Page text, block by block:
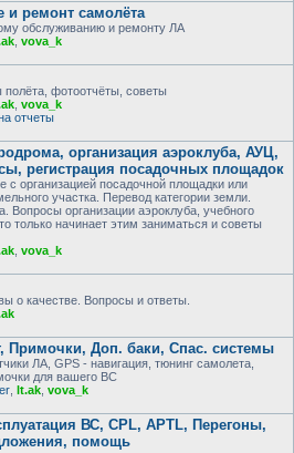
и ремонт самолёта
обслуживанию и ремонту ЛА
vova_k
фотоотчёты, советы
vova_k
отчеты
организация аэроклуба, АУЦ,
регистрация посадочных площадок
с организацией посадочной площадки или
участка. Перевод категории земли.
Вопросы организации аэроклуба, учебного
только начинает этим заниматься и советы
vova_k
о качестве. Вопросы и ответы.
Примочки, Доп. баки, Спас. системы
ЛА, GPS - навигация, тюнинг самолета,
для вашего ВС
lt.ak vova_k
ВС, CPL, APTL, Перегоны,
помощь